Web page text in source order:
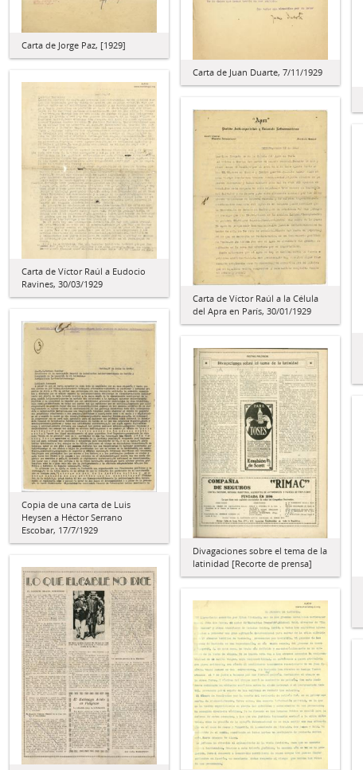
Carta de Jorge Paz, [1929]
Carta de Juan Duarte, 7/11/1929
Carta de Víctor Raúl a Eudocio
Ravines, 30/03/1929
Carta de Víctor Raúl a la Célula
del Apra en París, 30/01/1929
Copia de una carta de Luis
Heysen a Héctor Serrano
Escobar, 17/7/1929
Divagaciones sobre el tema de la
latinidad [Recorte de prensa]